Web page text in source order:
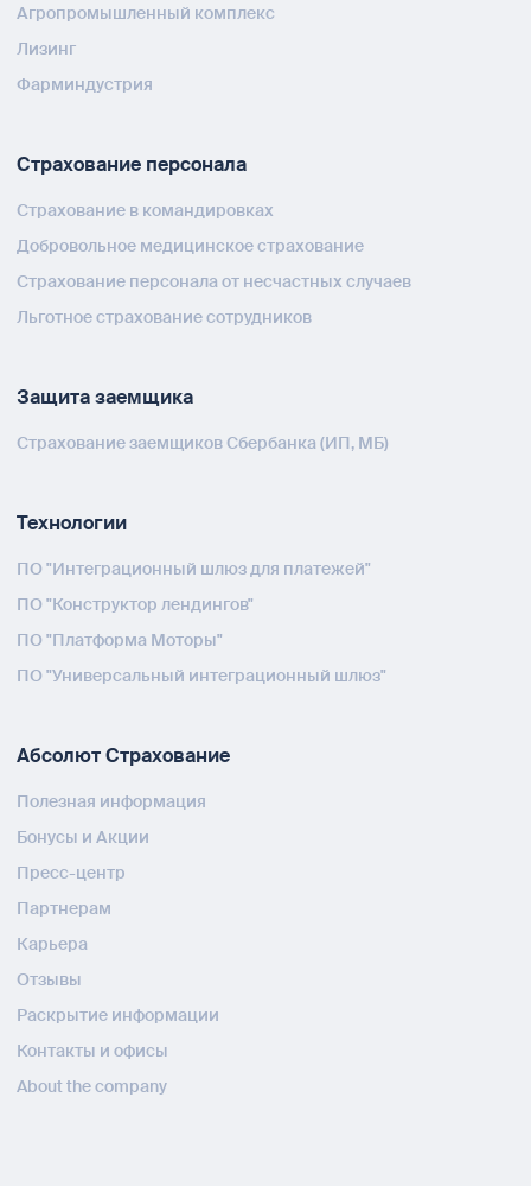
Агропромышленный комплекс
Лизинг
Фарминдустрия
Страхование персонала
Страхование в командировках
Добровольное медицинское страхование
Страхование персонала от несчастных случаев
Льготное страхование сотрудников
Защита заемщика
Страхование заемщиков Сбербанка (ИП, МБ)
Технологии
ПО "Интеграционный шлюз для платежей"
ПО "Конструктор лендингов"
ПО "Платформа Моторы"
ПО "Универсальный интеграционный шлюз"
Абсолют Страхование
Полезная информация
Бонусы и Акции
Пресс-центр
Партнерам
Карьера
Отзывы
Раскрытие информации
Контакты и офисы
About the company